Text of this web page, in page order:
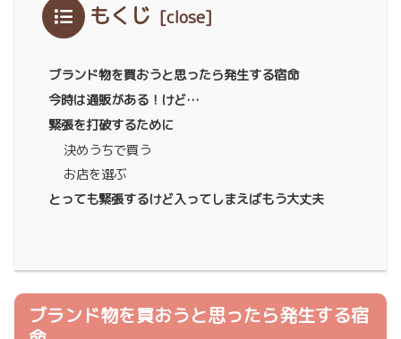
もくじ
ブランド物を買おうと思ったら発生する宿命
今時は通販がある！けど…
緊張を打破するために
決めうちで買う
お店を選ぶ
とっても緊張するけど入ってしまえばもう大丈夫
ブランド物を買おうと思ったら発生する宿